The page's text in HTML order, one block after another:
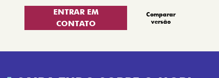
ENTRAR EM
CONTATO
Comparar
versão